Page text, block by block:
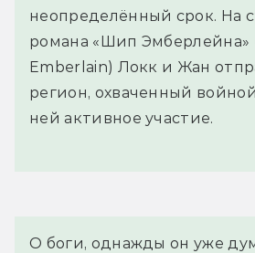
неопределённый срок. На
романа «Шип Эмберлейна»
Emberlain) Локк и Жан
регион, охваченный
ней активное участие.
О боги, однажды он уже